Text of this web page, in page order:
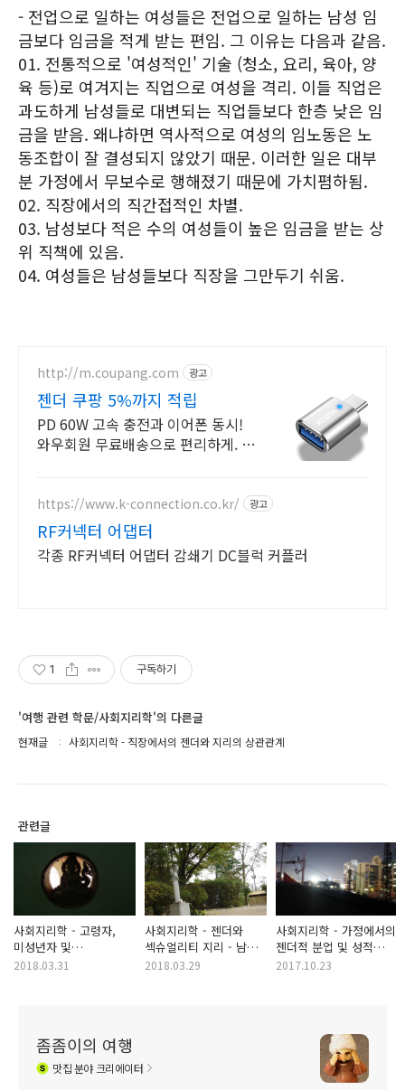
- 전업으로 일하는 여성들은 전업으로 일하는 남성 임
금보다 임금을 적게 받는 편임. 그 이유는 다음과 같음.
01. 전통적으로 '여성적인' 기술 (청소, 요리, 육아, 양
육 등)로 여겨지는 직업으로 여성을 격리. 이들 직업은
과도하게 남성들로 대변되는 직업들보다 한층 낮은 임
금을 받음. 왜냐하면 역사적으로 여성의 임노동은 노
동조합이 잘 결성되지 않았기 때문. 이러한 일은 대부
분 가정에서 무보수로 행해졌기 때문에 가치폄하됨.
02. 직장에서의 직간접적인 차별.
03. 남성보다 적은 수의 여성들이 높은 임금을 받는 상
위 직책에 있음.
04. 여성들은 남성들보다 직장을 그만두기 쉬움.
http://m.coupang.com 광고
젠더 쿠팡 5%까지 적립
PD 60W 고속 충전과 이어폰 동시!
와우회원 무료배송으로 편리하게. 전
https://www.k-connection.co.kr/ 광고
RF커넥터 어댑터
각종 RF커넥터 어댑터 감쇄기 DC블럭 커플러
1 구독하기
'여행 관련 학문/사회지리학'의 다른글
현재글 사회지리학 - 직장에서의 젠더와 지리의 상관관계
관련글
사회지리학 - 고령자,
미성년자 및
연령차별주의
2018.03.31
사회지리학 - 젠더와
섹슈얼리티 지리 - 남성,
여성, 게이, 레즈비언의
2018.03.29
사회지리학 - 가정에서의
젠더적 분업 및 성적
정체성
2017.10.23
좀좀이의 여행
맛집분야 크리에이터